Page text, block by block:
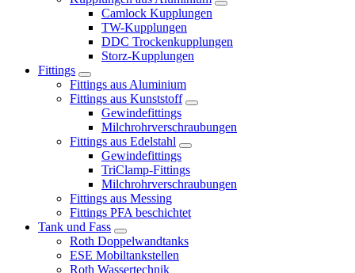
Camlock Kupplungen
TW-Kupplungen
DDC Trockenkupplungen
Storz-Kupplungen
Fittings
Fittings aus Aluminium
Fittings aus Kunststoff
Gewindefittings
Milchrohrverschraubungen
Fittings aus Edelstahl
Gewindefittings
TriClamp-Fittings
Milchrohrverschraubungen
Fittings aus Messing
Fittings PFA beschichtet
Tank und Fass
Roth Doppelwandtanks
ESE Mobiltankstellen
Roth Wassertechnik